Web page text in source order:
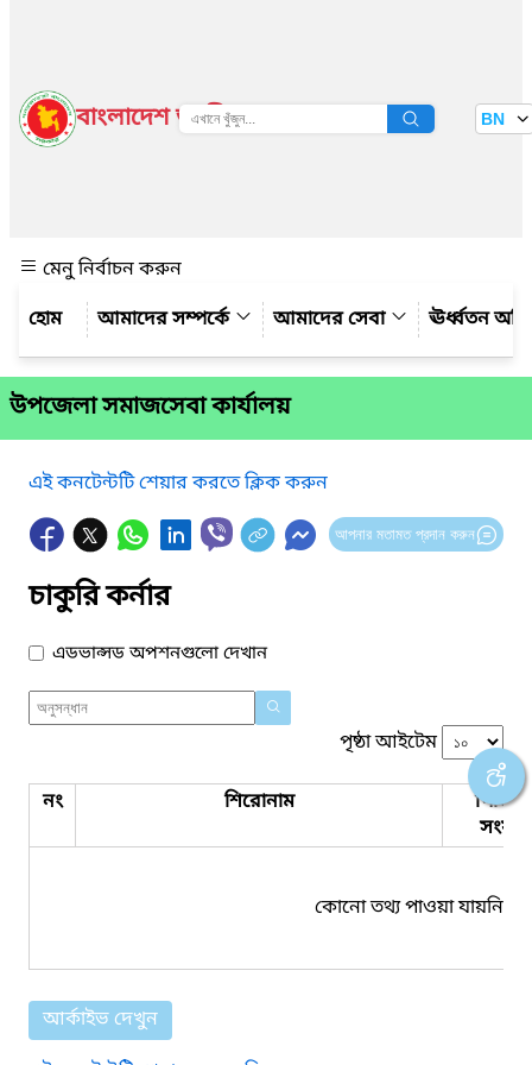
বাংলাদেশ জাতীয় তথ্য বাতায়ন BN
মেনু নির্বাচন করুন
আমাদের সম্পর্কে
আমাদের সেবা ঊর্ধ্বতন
উপজেলা সমাজসেবা কার্যালয়
এই কনটেন্টটি শেয়ার করতে ক্লিক করুন
আপনার মতামত প্রদান করুন
চাকুরি কর্নার
এডভান্সড অপশনগুলো দেখান
পৃষ্ঠা আইটেম
নং শিরোনাম
কোনো তথ্য পাওয়া যায়নি।
আর্কাইভ দেখুন